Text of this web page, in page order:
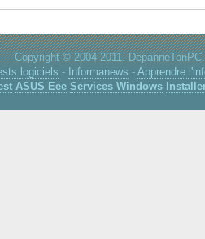
Copyright © 2004-2011.
logiciels - Informanews - Apprendre
ASUS Eee Services Windows